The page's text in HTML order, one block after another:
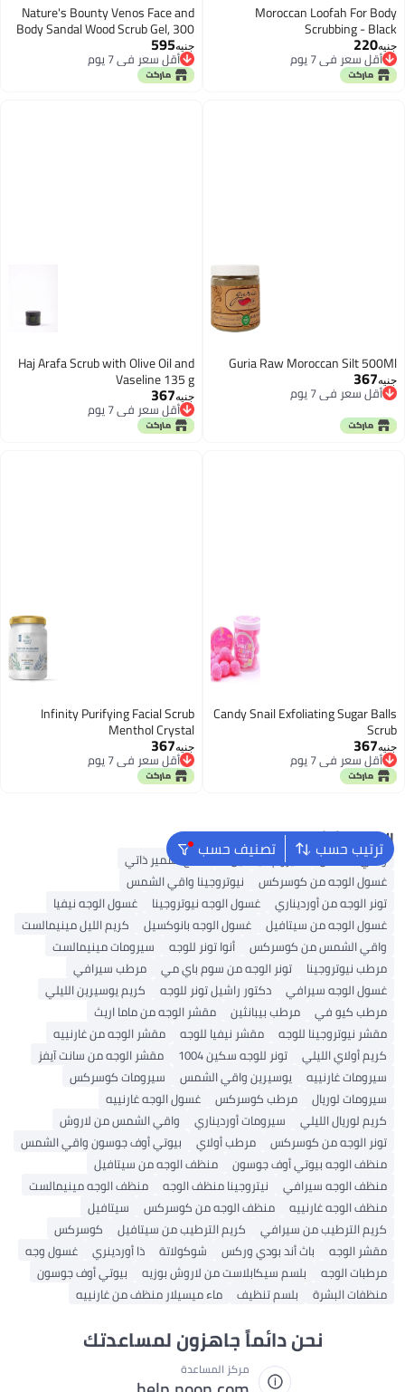
Moroccan Loofah For Body
Scrubbing - Black
جنيه220
أقل سعر في 7 يوم
أقل سعر في 7 يوم
Nature's Bounty Venos Face and
Body Sandal Wood Scrub Gel, 300
ml
جنيه595
أقل سعر في 7 يوم
أقل سعر في 7 يوم
Guria Raw Moroccan Silt 500Ml
جنيه367
أقل سعر في 7 يوم
أقل سعر في 7 يوم
Haj Arafa Scrub with Olive Oil and
Vaseline 135 g
جنيه367
أقل سعر في 7 يوم
أقل سعر في 7 يوم
Candy Snail Exfoliating Sugar Balls
Scrub
جنيه367
أقل سعر في 7 يوم
أقل سعر في 7 يوم
Infinity Purifying Facial Scrub
Menthol Crystal
جنيه367
أقل سعر في 7 يوم
أقل سعر في 7 يوم
ترتيب حسب تصنيف حسب البحث الشائع
واقي الشمس سيروم فيتامين C
منتج تسمير ذاتي
غسول الوجه من كوسركس
نيوتروجينا واقي الشمس
تونر الوجه من أورديناري
غسول الوجه نيوتروجينا
غسول الوجه نيفيا
غسول الوجه من سيتافيل
غسول الوجه بانوكسيل
كريم الليل مينيمالست
واقي الشمس من كوسركس
أنوا تونر للوجه
سيرومات مينيمالست
مرطب نيوتروجينا
تونر الوجه من سوم باي مي
مرطب سيرافي
غسول الوجه سيرافي
دكتور راشيل تونر للوجه
كريم يوسيرين الليلي
مرطب كيو في
مرطب بيبانثين
مقشر الوجه من ماما اريث
مقشر نيوتروجينا للوجه
مقشر نيفيا للوجه
مقشر الوجه من غارنييه
كريم أولاي الليلي
تونر للوجه سكين 1004
مقشر الوجه من سانت آيفز
سيرومات غارنييه
يوسيرين واقي الشمس
سيرومات كوسركس
سيرومات لوريال
مرطب كوسركس
غسول الوجه غارنييه
كريم لوريال الليلي
سيرومات أورديناري
واقي الشمس من لاروش
تونر الوجه من كوسركس
مرطب أولاي
بيوتي أوف جوسون واقي الشمس
منظف ​​الوجه بيوتي أوف جوسون
منظف ​​الوجه من سيتافيل
منظف ​​الوجه سيرافي
نيتروجينا منظف الوجه
منظف ​​الوجه مينيمالست
منظف ​​الوجه غارنييه
منظف ​​الوجه من كوسركس
سيتافيل
كريم الترطيب من سيرافي
كريم الترطيب من سيتافيل
كوسركس
مقشر الوجه
باث أند بودي وركس شوكولاتة ذا أوردينري
غسول وجه
مرطبات الوجه
بلسم سيكابلاست من لاروش بوزيه
بيوتي أوف جوسون
منظفات البشرة
بلسم تنظيف ماء ميسيلار منظف من غارنييه
نحن دائماً جاهزون لمساعدتك
مركز المساعدة